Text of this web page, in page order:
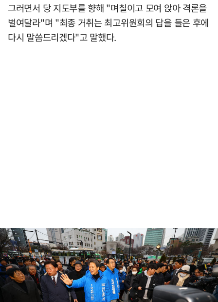
그러면서 당 지도부를 향해 "며칠이고 모여 앉아 격론을
벌여달라"며 "최종 거취는 최고위원회의 답을 들은 후에
다시 말씀드리겠다"고 말했다.